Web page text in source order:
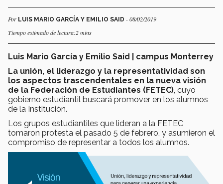
Por LUIS MARIO GARCÍA Y EMILIO SAID - 08/02/2019
Tiempo estimado de lectura:2 mins
Luis Mario García y Emilio Said | campus Monterrey
La unión, el liderazgo y la representatividad son
los aspectos trascendentales en la nueva visión
de la Federación de Estudiantes (FETEC) , cuyo
gobierno estudiantil buscará promover en los alumnos
de la Institución.
Los grupos estudiantiles que lideran a la FETEC
tomaron protesta el pasado 5 de febrero, y asumieron el
compromiso de representar a todos los alumnos.